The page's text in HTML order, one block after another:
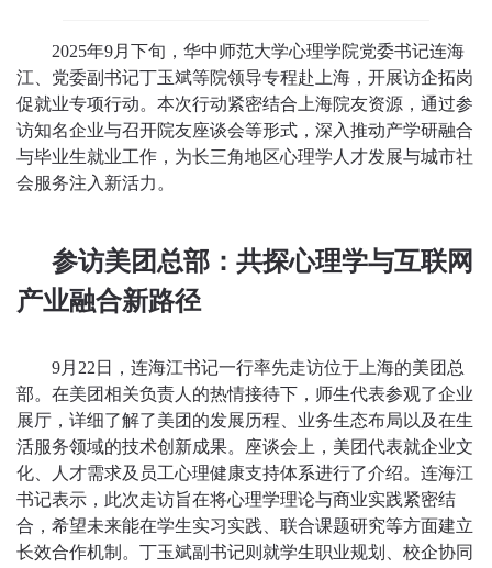
2025年9月下旬，华中师范大学心理学院党委书记连海
江、党委副书记丁玉斌等院领导专程赴上海，开展访企拓岗
促就业专项行动。本次行动紧密结合上海院友资源，通过参
访知名企业与召开院友座谈会等形式，深入推动产学研融合
与毕业生就业工作，为长三角地区心理学人才发展与城市社
会服务注入新活力。
参访美团总部：共探心理学与互联网
产业融合新路径
9月22日，连海江书记一行率先走访位于上海的美团总
部。在美团相关负责人的热情接待下，师生代表参观了企业
展厅，详细了解了美团的发展历程、业务生态布局以及在生
活服务领域的技术创新成果。座谈会上，美团代表就企业文
化、人才需求及员工心理健康支持体系进行了介绍。连海江
书记表示，此次走访旨在将心理学理论与商业实践紧密结
合，希望未来能在学生实习实践、联合课题研究等方面建立
长效合作机制。丁玉斌副书记则就学生职业规划、校企协同